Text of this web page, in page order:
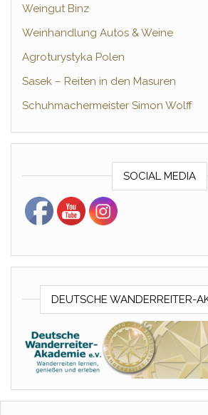
Weingut Binz
Weinhandlung Autos & Weine
Agroturystyka Polen
Sasek – Reiten in den Masuren
Schuhmachermeister Simon Wolff
SOCIAL MEDIA
DEUTSCHE WANDERREITER-